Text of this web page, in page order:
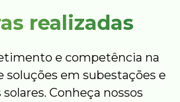
realizadas
e competência na
soluções em subestações e
Conheça nossos